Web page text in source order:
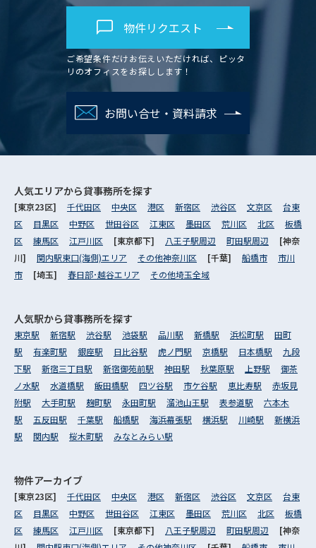
物件リクエスト
ご希望条件だけお伝えいただければ、ピッタ
リのオフィスをお探しします！
お問い合せ・資料請求
人気エリアから貸事務所を探す
[東京23区] 千代田区 中央区 港区 新宿区 渋谷区 文京区
台東
区
目黒区 中野区 世田谷区 江東区 墨田区 荒川区 北区
板橋
区
練馬区 江戸川区 [東京都下] 八王子駅周辺 町田駅周辺
[神奈
川] 関内駅東口(海側)エリア その他神奈川区 [千葉] 船橋市
市川
市
[埼玉] 春日部･越谷エリア その他埼玉全域
人気駅から貸事務所を探す
東京駅 新宿駅 渋谷駅 池袋駅 品川駅 新橋駅 浜松町駅
田町
駅
有楽町駅 銀座駅 日比谷駅 虎ノ門駅 京橋駅 日本橋駅
九段
下駅
新宿三丁目駅 新宿御苑前駅 神田駅 秋葉原駅 上野駅
御茶
ノ水駅
水道橋駅 飯田橋駅 四ツ谷駅 市ケ谷駅 恵比寿駅
赤坂見
附駅
大手町駅 麹町駅 永田町駅 溜池山王駅 表参道駅
六本木
駅
五反田駅 千葉駅 船橋駅 海浜幕張駅 横浜駅 川崎駅
新横浜
駅
関内駅 桜木町駅 みなとみらい駅
物件アーカイブ
[東京23区] 千代田区 中央区 港区 新宿区 渋谷区 文京区
台東
区
目黒区 中野区 世田谷区 江東区 墨田区 荒川区 北区
板橋
区
練馬区 江戸川区 [東京都下] 八王子駅周辺 町田駅周辺
[神奈